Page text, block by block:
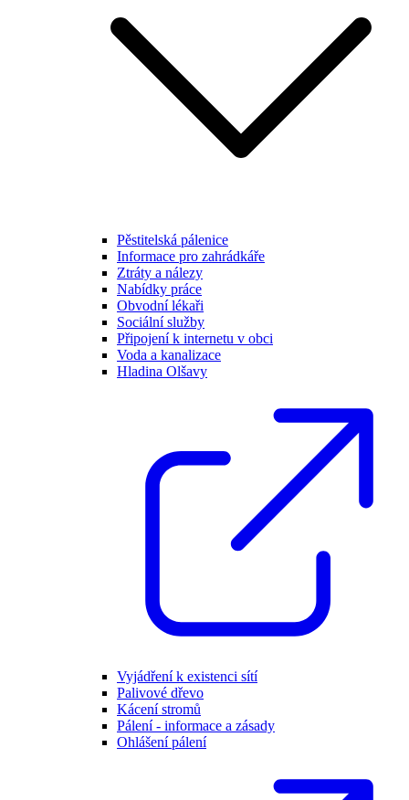
Pěstitelská pálenice
Informace pro zahrádkáře
Ztráty a nálezy
Nabídky práce
Obvodní lékaři
Sociální služby
Připojení k internetu v obci
Voda a kanalizace
Hladina Olšavy
Vyjádření k existenci sítí
Palivové dřevo
Kácení stromů
Pálení - informace a zásady
Ohlášení pálení